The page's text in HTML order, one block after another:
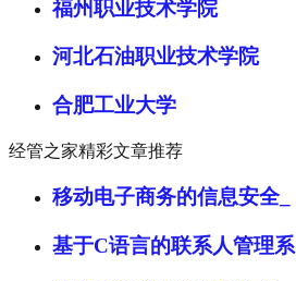
福州职业技术学院
河北石油职业技术学院
合肥工业大学
经管之家精彩文章推荐
移动电子商务的信息安全_
基于C语言的联系人管理系